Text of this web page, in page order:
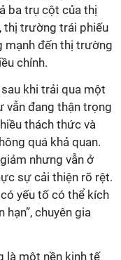
ba trụ cột của thị
thị trường trái phiếu
mạnh đến thị trường
chỉnh.
khi trải qua một
vẫn đang thận trọng
thách thức và
quá khả quan.
nhưng vẫn ở
sự cải thiện rõ rệt.
yếu tố có thể kích
chuyên gia
là một nền kinh tế